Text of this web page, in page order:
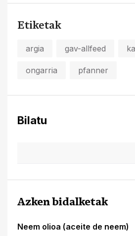
Etiketak
argia gav-allfeed
ongarria pfanner
Bilatu
Azken bidalketak
Neem olioa (aceite de neem)